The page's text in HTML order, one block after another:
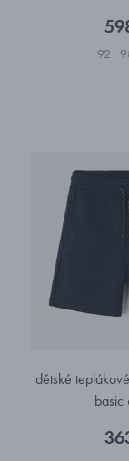
92
dětské
basic